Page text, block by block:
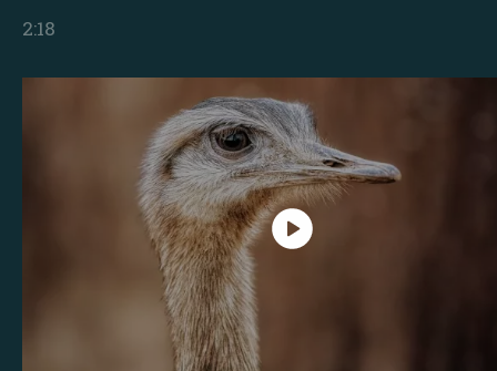
2:18